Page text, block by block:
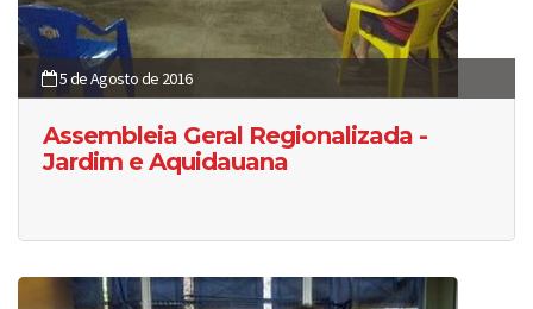
5 de Agosto de 2016
Assembleia Geral Regionalizada -
Jardim e Aquidauana